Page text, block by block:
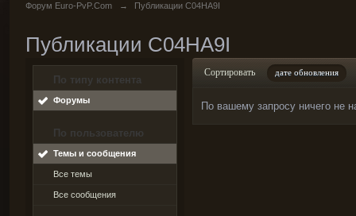
Форум Euro-PvP.Com → Публикации C04HA9I
Публикации C04HA9I
По типу контента
Форумы
По пользователю
Темы и сообщения
Все темы
Все сообщения
Сортировать дате обновления
По вашему запросу ничего не